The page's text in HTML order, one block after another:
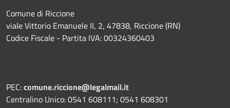
Comune di Riccione
viale Vittorio Emanuele II, 2, 47838, Riccione (RN)
Codice Fiscale - Partita IVA: 00324360403
PEC:comune.riccione@legalmail.it
Centralino Unico: 0541 608111; 0541 608301